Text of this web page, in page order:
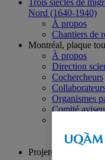
Trois siècles de
Nord (1640-1940)
À propos
Chantiers de
Montréal, plaque
À propos
Direction
Cochercheurs
Organismes
Comité
Projets de recherche